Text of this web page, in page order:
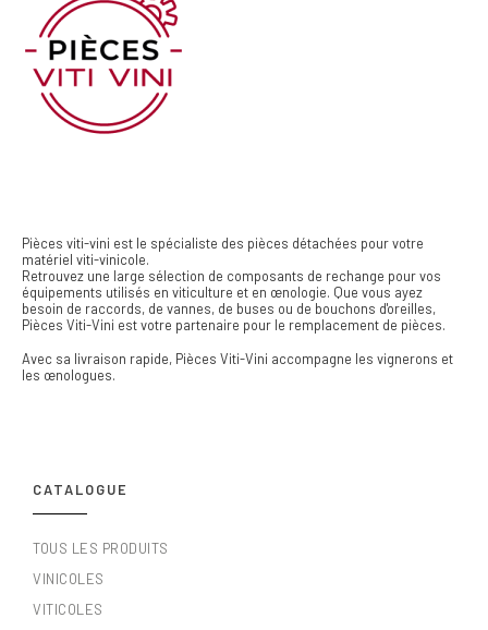
Pièces viti-vini est le spécialiste des pièces détachées pour votre
matériel viti-vinicole.
Retrouvez une large sélection de composants de rechange pour vos
équipements utilisés en viticulture et en œnologie. Que vous ayez
besoin de raccords, de vannes, de buses ou de bouchons d'oreilles,
Pièces Viti-Vini est votre partenaire pour le remplacement de pièces.
Avec sa livraison rapide, Pièces Viti-Vini accompagne les vignerons et
les œnologues.
CATALOGUE
TOUS LES PRODUITS
VINICOLES
VITICOLES